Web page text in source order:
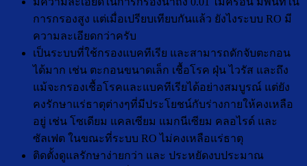
การกรองสูง แต่เมื่อเปรียบเทียบกันแล้ว ยังไงระบบ RO มี
ความละเอียดกว่าครับ
เป็นระบบที่ใช้กรองแบคทีเรีย และสามารถดักจับตะกอน
ได้มาก เช่น ตะกอนขนาดเล็ก เชื้อโรค ฝุ่น ไวรัส และถึง
แม้จะกรองเชื้อโรคและแบคทีเรียได้อย่างสมบูรณ์ แต่ยัง
คงรักษาแร่ธาตุต่างๆที่มีประโยชน์กับร่างกายให้คงเหลือ
อยู่ เช่น โซเดียม แคลเซียม แมกนีเซียม คลอไรด์ และ
ซัลเฟต ในขณะที่ระบบ RO ไม่คงเหลือแร่ธาตุ
ติดตั้งดูแลรักษาง่ายกว่า และ ประหยัดงบประมาณ